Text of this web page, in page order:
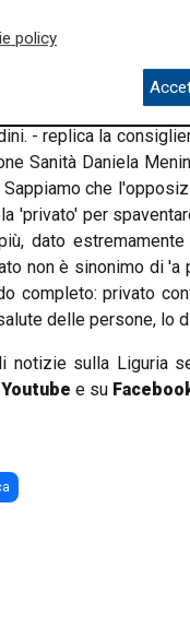
sudditanza. Così non
conseguiti e la
Toti: "Pastorino
- replica la
Sanità Daniela
che
'privato' per
dato
non è sinonimo di 'a
completo: privato
delle persone, lo
notizie sulla Liguria
Youtube e su
policy